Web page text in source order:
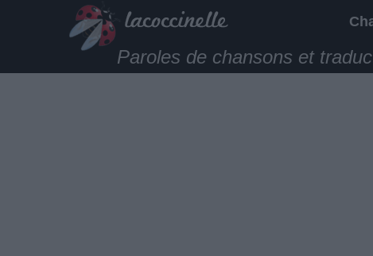
Paroles de chansons et